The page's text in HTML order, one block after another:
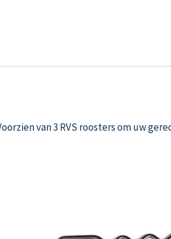
van 3 RVS roosters om uw